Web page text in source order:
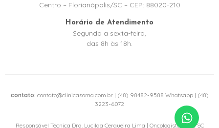
Centro – Florianópolis/SC – CEP: 88020-210
Horário de Atendimento
Segunda a sexta-feira,
das 8h às 18h.
contato: contato@clinicasoma.com.br | (48) 98482-9588 Whatsapp | (48)
3223-6072
Responsável Técnica Dra. Lucilda Cerqueira Lima | Oncologista CRM/SC